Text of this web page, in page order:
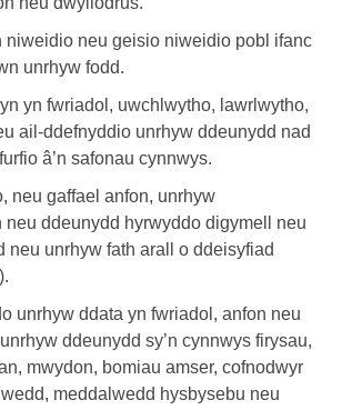
niweidio neu geisio niweidio pobl ifanc
unrhyw fodd.
yn fwriadol, uwchlwytho, lawrlwytho,
ail-ddefnyddio unrhyw ddeunydd nad
â’n safonau cynnwys.
neu gaffael anfon, unrhyw
neu ddeunydd hyrwyddo digymell neu
neu unrhyw fath arall o ddeisyfiad
unrhyw ddata yn fwriadol, anfon neu
ddeunydd sy’n cynnwys firysau,
mwydon, bomiau amser, cofnodwyr
meddalwedd hysbysebu neu